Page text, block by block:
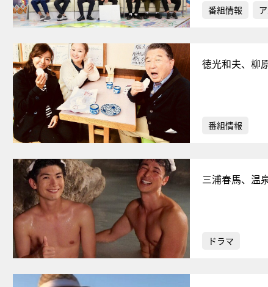
番組情報
徳光和夫、柳
番組情報
三浦春馬、温
ドラマ